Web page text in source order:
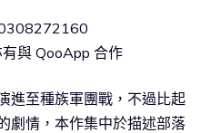
與 QooApp 合作
進至種族軍團戰，不過比起
劇情，本作集中於描述部落